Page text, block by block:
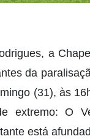
a
da
(31), às
extremo: O
está